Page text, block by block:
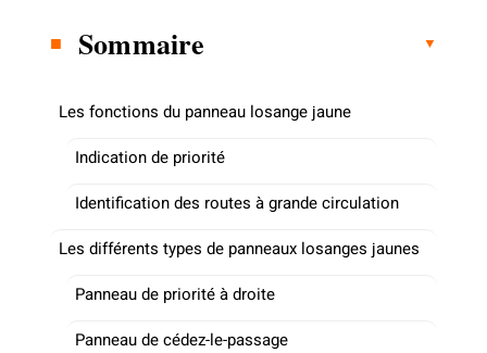
Sommaire
Les fonctions du panneau losange jaune
Indication de priorité
Identification des routes à grande circulation
Les différents types de panneaux losanges jaunes
Panneau de priorité à droite
Panneau de cédez-le-passage